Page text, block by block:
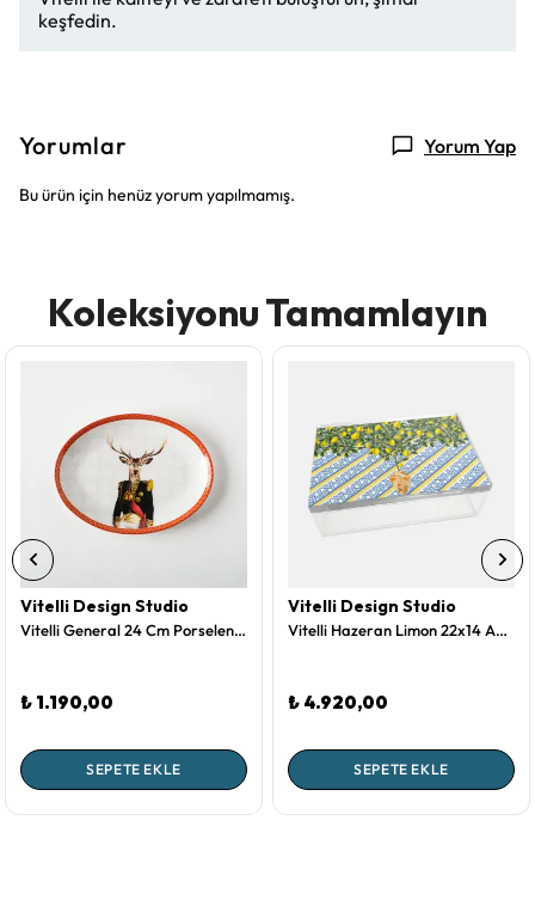
keşfedin.
Yorumlar Yorum Yap
Bu ürün için henüz yorum yapılmamış.
Koleksiyonu Tamamlayın
Vitelli Design Studio
Vitelli General 24 Cm Porselen Kayık Tabak
₺ 1.190,00
SEPETE EKLE
Vitelli Design Studio
Vitelli Hazeran Limon 22x14 Akrilik Kavanoz
₺ 4.920,00
SEPETE EKLE